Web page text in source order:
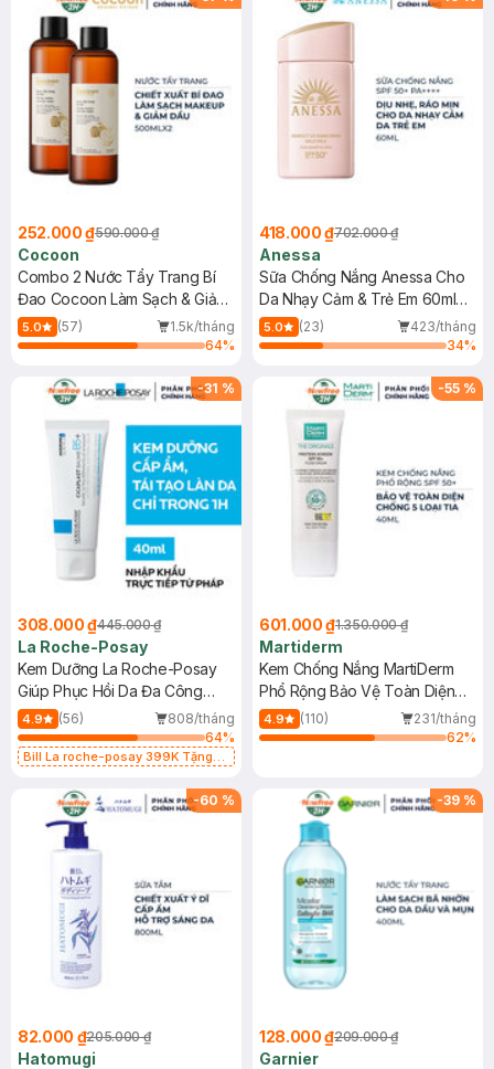
252.000 ₫590.000 ₫
Cocoon
Combo 2 Nước Tẩy Trang Bí
Đao Cocoon Làm Sạch & Giảm
Dầu 500ml
5.0 (57)
1.5k/tháng
64%
418.000 ₫702.000 ₫
Anessa
Sữa Chống Nắng Anessa Cho
Da Nhạy Cảm & Trẻ Em 60ml
(Mới)
5.0 (23)
423/tháng
34%
-31 %
308.000 ₫445.000 ₫
La Roche-Posay
Kem Dưỡng La Roche-Posay
Giúp Phục Hồi Da Đa Công
Dụng 40ml
4.9 (56)
808/tháng
64%
Bill La roche-posay 399K Tặng
(SL có hạn)
-55 %
601.000 ₫1.350.000 ₫
Martiderm
Kem Chống Nắng MartiDerm
Phổ Rộng Bảo Vệ Toàn Diện
40ml
4.9 (110)
231/tháng
62%
-60 %
82.000 ₫205.000 ₫
Hatomugi
-39 %
128.000 ₫209.000 ₫
Garnier